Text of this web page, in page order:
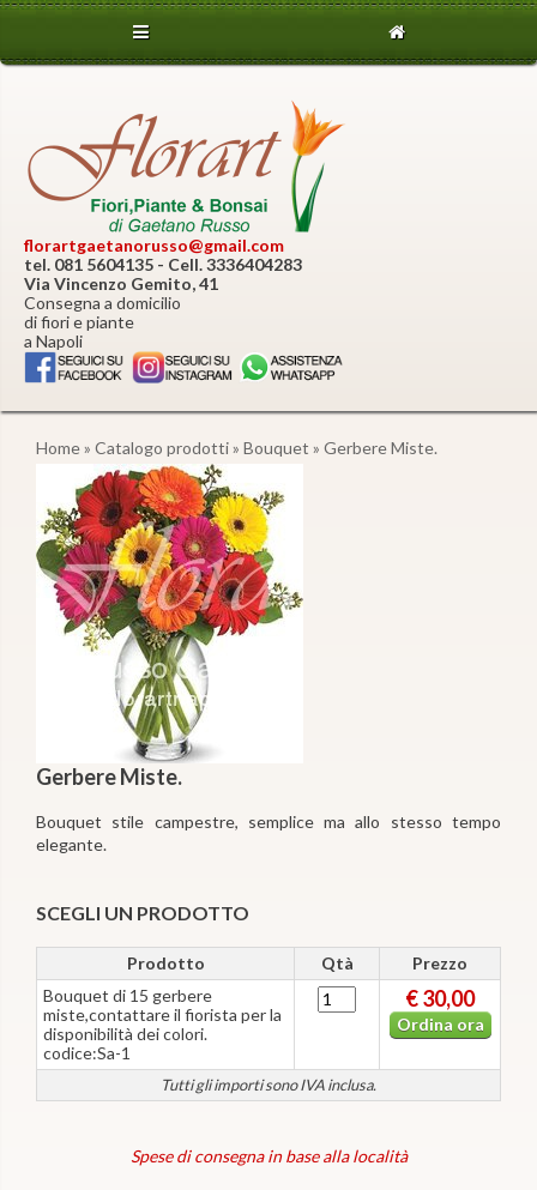
florartgaetanorusso@gmail.com
tel. 081 5604135 - Cell. 3336404283
Via Vincenzo Gemito, 41
Consegna a domicilio
di fiori e piante
a Napoli
Home» Catalogo prodotti» Bouquet » Gerbere Miste.
Gerbere Miste.
Bouquet stile campestre, semplice ma allo stesso tempo
elegante.
SCEGLI UN PRODOTTO
Prodotto Qtà Prezzo
Tutti gli importi sono IVA inclusa.
Bouquet di 15 gerbere
miste,contattare il fiorista per la
disponibilità dei colori.
codice:Sa-1
€ 30,00
Ordina ora
Spese di consegna in base alla località